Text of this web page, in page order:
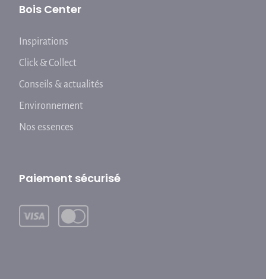
Bois Center
Inspirations
Click & Collect
Conseils & actualités
Environnement
Nos essences
Paiement sécurisé